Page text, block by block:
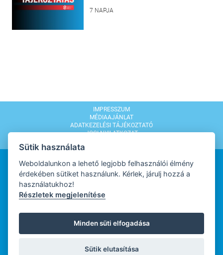
7 NAPJA
IMPRESSZUM
MÉDIAAJÁNLAT
ADATKEZELÉSI TÁJÉKOZTATÓ
JOGI NYILATKOZAT
WEBDESIGN
WEBFEJLESZTŐ
Sütik használata
Weboldalunkon a lehető legjobb felhasználói élmény
érdekében sütiket használunk. Kérlek, járulj hozzá a
használatukhoz!
Részletek megjelenítése
Minden süti elfogadása
Sütik elutasítása